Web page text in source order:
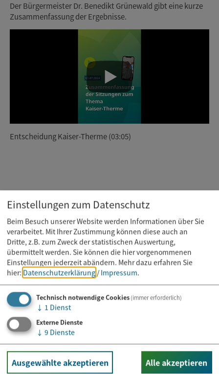
Der Bürgermeister Dr. Benedikt Grünewald gibt eine kurze
Zusammenfassung der Ergebnisse.
Entscheidung Kaiser-Therme (03:05)
Newsletter abonnieren
E-Mail*
Einstellungen zum Datenschutz
Beim Besuch unserer Website werden Informationen über Sie
verarbeitet. Mit Ihrer Zustimmung können diese auch an
Dritte, z.B. zum Zweck der statistischen Auswertung,
übermittelt werden. Sie können die hier vorgenommenen
Einstellungen jederzeit abändern. Mehr dazu erfahren Sie
hier: Datenschutzerklärung / Impressum.
Technisch notwendige Cookies(immer erforderlich)
↓ 1 Dienst
Externe Dienste
↓ 9 Dienste
Ausgewählte akzeptieren Alle akzeptieren